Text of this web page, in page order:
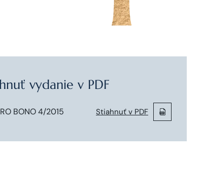
vydanie v PDF
BONO 4/2015 Stiahnuť v PDF